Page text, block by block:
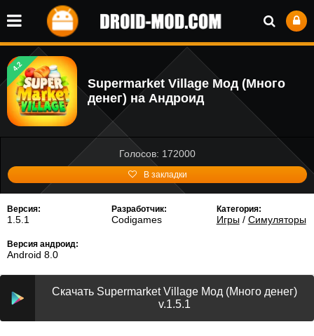
4.2
Supermarket Village Мод (Много
денег) на Андроид
Голосов: 172000
В закладки
Версия:
1.5.1
Разработчик:
Codigames
Категория:
Игры/ Симуляторы
Версия андроид:
Android 8.0
Скачать Supermarket Village Мод (Много денег)
v.1.5.1